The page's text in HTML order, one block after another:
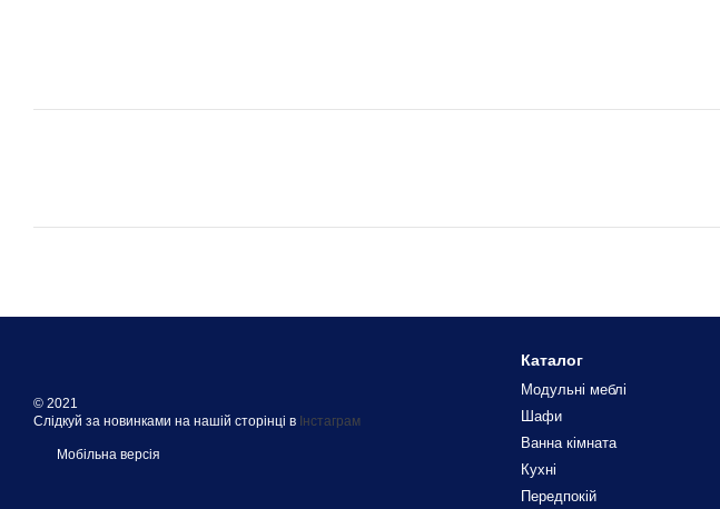
© 2021
Слідкуй за новинками на нашій сторінці в Інстаграм
Мобільна версія
Каталог
Модульні меблі
Шафи
Ванна кімната
Кухні
Передпокій